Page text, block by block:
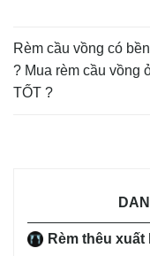
Rèm thêu xuất
Rèm cầu vồng có
? Mua rèm cầu vồng
TỐT ?